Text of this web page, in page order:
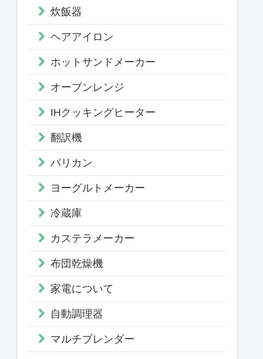
炊飯器
ヘアアイロン
ホットサンドメーカー
オーブンレンジ
IHクッキングヒーター
翻訳機
バリカン
ヨーグルトメーカー
冷蔵庫
カステラメーカー
布団乾燥機
家電について
自動調理器
マルチブレンダー